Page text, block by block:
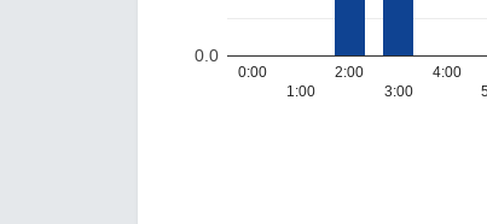
0:00
1:00
2:00
3:00
4:00
0.0